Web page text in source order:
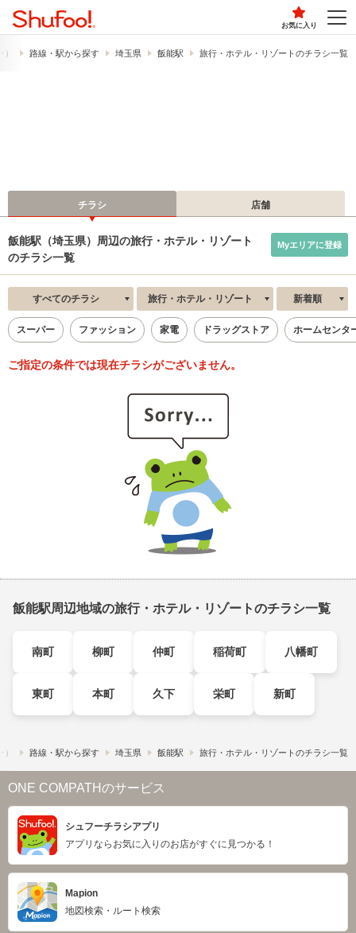
お気に入り
路線・駅から探す 埼玉県 飯能駅 旅行・ホテル・リゾートのチラシ一覧
チラシ 店舗
飯能駅（埼玉県）周辺の旅行・ホテル・リゾート
のチラシ一覧
Myエリアに登録
すべてのチラシ 旅行・ホテル・リゾート 新着順
スーパー ファッション 家電 ドラッグストア ホームセンタ
ご指定の条件では現在チラシがございません。
飯能駅周辺地域の旅行・ホテル・リゾートのチラシ一覧
南町 柳町 仲町 稲荷町 八幡町
東町 本町 久下 栄町 新町
路線・駅から探す 埼玉県 飯能駅 旅行・ホテル・リゾートのチラシ一覧
ONE COMPATHのサービス
シュフーチラシアプリ
アプリならお気に入りのお店がすぐに見つかる！
Mapion
地図検索・ルート検索